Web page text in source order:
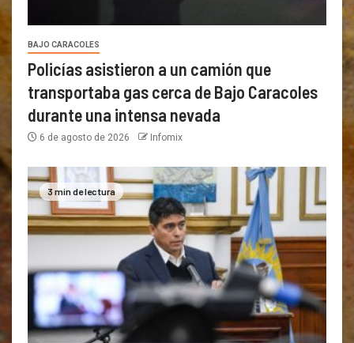
BAJO CARACOLES
Policías asistieron a un camión que
transportaba gas cerca de Bajo Caracoles
durante una intensa nevada
6 de agosto de 2026 Infomix
3 min de lectura